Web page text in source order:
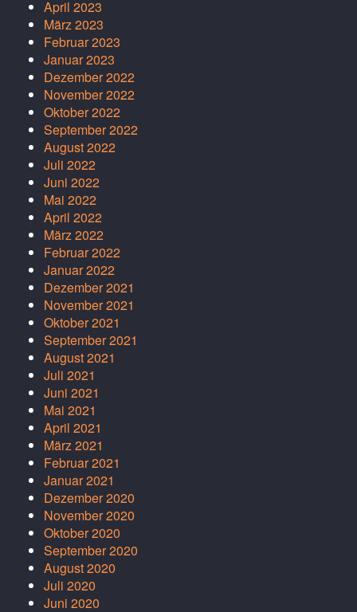
April 2023
März 2023
Februar 2023
Januar 2023
Dezember 2022
November 2022
Oktober 2022
September 2022
August 2022
Juli 2022
Juni 2022
Mai 2022
April 2022
März 2022
Februar 2022
Januar 2022
Dezember 2021
November 2021
Oktober 2021
September 2021
August 2021
Juli 2021
Juni 2021
Mai 2021
April 2021
März 2021
Februar 2021
Januar 2021
Dezember 2020
November 2020
Oktober 2020
September 2020
August 2020
Juli 2020
Juni 2020